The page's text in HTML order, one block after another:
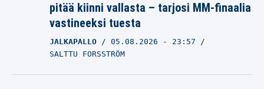
pitää kiinni vallasta – tarjosi MM-finaalia
vastineeksi tuesta
JALKAPALLO 05.08.2026 - 23:57
SALTTU FORSSTRÖM